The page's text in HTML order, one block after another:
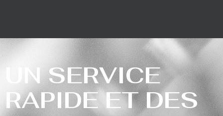
UN SERVICE
RAPIDE ET DES